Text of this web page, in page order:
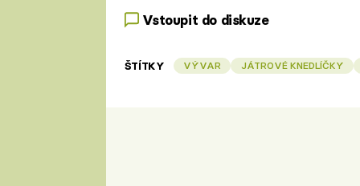
Vstoupit do diskuze
ŠTÍTKY VÝVAR JÁTROVÉ KNEDLÍČKY